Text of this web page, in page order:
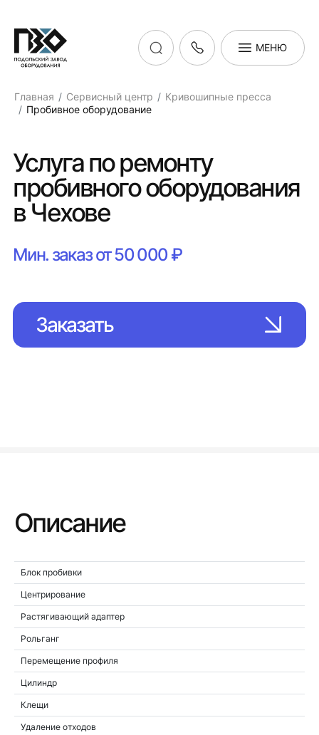
МЕНЮ
Главная Сервисный центр
Кривошипные пресса
Пробивное оборудование
Услуга по ремонту
пробивного оборудования
в Чехове
Мин. заказ от 50 000 ₽
Заказать
Описание
Блок пробивки
Центрирование
Растягивающий адаптер
Рольганг
Перемещение профиля
Цилиндр
Клещи
Удаление отходов